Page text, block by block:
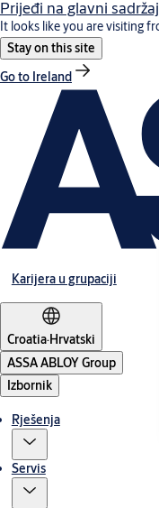
Prijeđi na glavni sadržaj
It looks like you are visiting
Stay on this site
Go to Ireland
Karijera u grupaciji
Croatia·Hrvatski
ASSA ABLOY Group
Izbornik
Rješenja
Servis